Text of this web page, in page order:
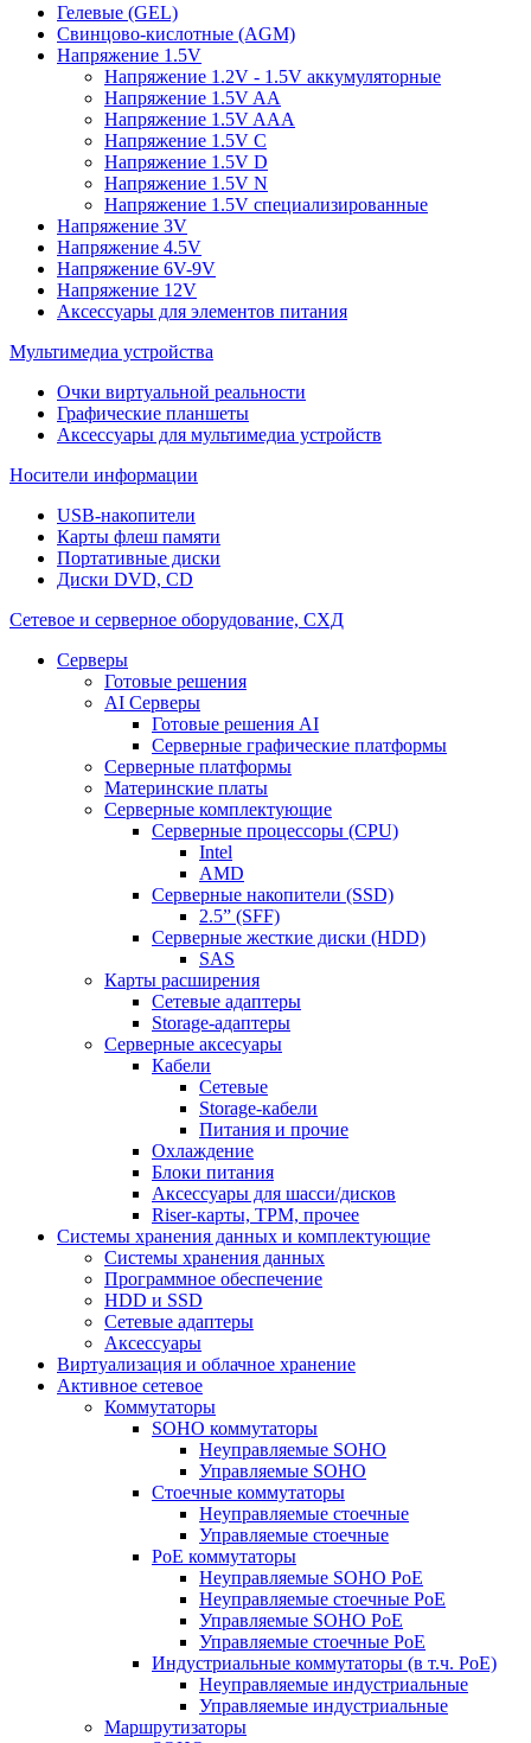
Гелевые (GEL)
Свинцово-кислотные (AGM)
Напряжение 1.5V
Напряжение 1.2V - 1.5V аккумуляторные
Напряжение 1.5V AA
Напряжение 1.5V AAA
Напряжение 1.5V C
Напряжение 1.5V D
Напряжение 1.5V N
Напряжение 1.5V специализированные
Напряжение 3V
Напряжение 4.5V
Напряжение 6V-9V
Напряжение 12V
Аксессуары для элементов питания
Мультимедиа устройства
Очки виртуальной реальности
Графические планшеты
Аксессуары для мультимедиа устройств
Носители информации
USB-накопители
Карты флеш памяти
Портативные диски
Диски DVD, CD
Сетевое и серверное оборудование, СХД
Cерверы
Готовые решения
AI Серверы
Готовые решения AI
Серверные графические платформы
Серверные платформы
Материнские платы
Серверные комплектующие
Серверные процессоры (CPU)
Intel
AMD
Серверные накопители (SSD)
2.5” (SFF)
Серверные жесткие диски (HDD)
SAS
Карты расширения
Сетевые адаптеры
Storage-адаптеры
Серверные аксесуары
Кабели
Сетевые
Storage-кабели
Питания и прочие
Охлаждение
Блоки питания
Аксессуары для шасси/дисков
Riser-карты, TPM, прочее
Системы хранения данных и комплектующие
Системы хранения данных
Программное обеспечение
HDD и SSD
Сетевые адаптеры
Аксессуары
Виртуализация и облачное хранение
Активное сетевое
Коммутаторы
SOHO коммутаторы
Неуправляемые SOHO
Управляемые SOHO
Стоечные коммутаторы
Неуправляемые стоечные
Управляемые стоечные
PoE коммутаторы
Неуправляемые SOHO PoE
Неуправляемые стоечные PoE
Управляемые SOHO PoE
Управляемые стоечные PoE
Индустриальные коммутаторы (в т.ч. РоЕ)
Неуправляемые индустриальные
Управляемые индустриальные
Маршрутизаторы